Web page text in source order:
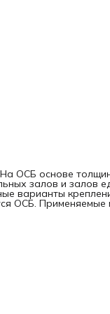
ОСБ основе
залов и залов
варианты
ОСБ.